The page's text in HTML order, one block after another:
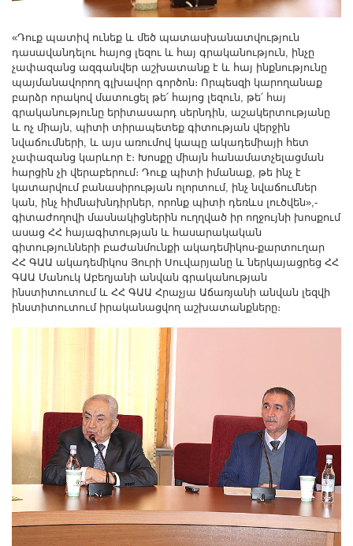
«Դուք պատիվ ունեք և մեծ պատասխանատվություն
դասավանդելու հայոց լեզու և հայ գրականություն, ինչը
չափազանց ազգանվեր աշխատանք է և հայ ինքնությունը
պայմանավորող գլխավոր գործոն։ Որպեսզի կարողանաք
բարձր որակով մատուցել թե՛ հայոց լեզուն, թե՛ հայ
գրականությունը երիտասարդ սերնդին, աշակերտությանը
և ոչ միայն, պիտի տիրապետեք գիտության վերջին
նվաճումների, և այս առումով կապը ակադեմիայի հետ
չափազանց կարևոր է։ Խոսքը միայն հանամատչելացման
հարցին չի վերաբերում։ Դուք պիտի իմանաք, թե ինչ է
կատարվում բանասիրության ոլորտում, ինչ նվաճումներ
կան, ինչ հիմնախնդիրներ, որոնք պիտի դեռևս լուծվեն»,-
գիտաժողովի մասնակիցներին ուղղված իր ողջույնի խոսքում
ասաց ՀՀ հայագիտության և հասարակական
գիտությունների բաժանմունքի ակադեմիկոս-քարտուղար
ՀՀ ԳԱԱ ակադեմիկոս Յուրի Սուվարյանը և ներկայացրեց ՀՀ
ԳԱԱ Մանուկ Աբեղյանի անվան գրականության
ինստիտուտում և ՀՀ ԳԱԱ Հրաչյա Աճառյանի անվան լեզվի
ինստիտուտում իրականացվող աշխատանքները։